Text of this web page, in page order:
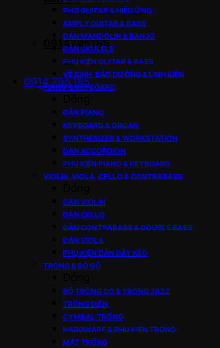
0914795185
0914.795.185
PHƠ GUITAR & HIỆU ỨNG
AMPLY GUITAR & BASS
ĐÀN MANDOLIN & BANJO
ĐÀN UKULELE
PHỤ KIỆN GUITAR & BASS
VỆ SINH, BẢO DƯỠNG & LINH KIỆN
PIANO & KEYBOARD
ĐÀN PIANO
KEYBOARD & ORGAN
SYNTHESIZER & WORKSTATION
ĐÀN ACCORDION
PHỤ KIỆN PIANO & KEYBOARD
VIOLIN, VIOLA, CELLO & CONTRABASS
ĐÀN VIOLIN
ĐÀN CELLO
ĐÀN CONTRABASS & DOUBLE BASS
ĐÀN VIOLA
PHỤ KIỆN ĐÀN DÂY KÉO
TRỐNG & BỘ GÕ
BỘ TRỐNG CƠ & TRỐNG JAZZ
TRỐNG ĐIỆN
CYMBAL TRỐNG
HARDWARE & PHỤ KIỆN TRỐNG
MẶT TRỐNG